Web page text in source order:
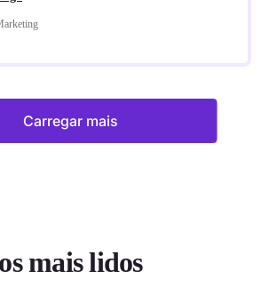
Carregar mais
mais lidos